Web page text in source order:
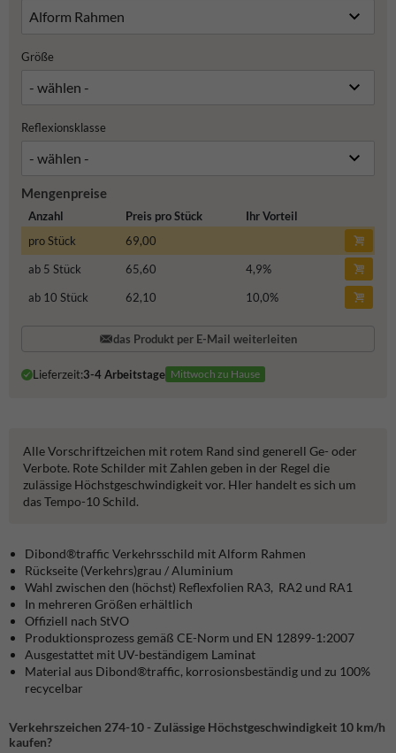
Größe
Reflexionsklasse
Mengenpreise
Anzahl Preis pro Stück
Ihr Vorteil
pro Stück
69,00
ab 5 Stück
65,60 4,9%
ab 10 Stück
62,10 10,0%
das Produkt per E-Mail weiterleiten
Lieferzeit:3-4 Arbeitstage Mittwoch zu Hause
Alle Vorschriftzeichen mit rotem Rand sind generell Ge- oder
Verbote. Rote Schilder mit Zahlen geben in der Regel die
zulässige Höchstgeschwindigkeit vor. HIer handelt es sich um
das Tempo-10 Schild.
Dibond®traffic Verkehrsschild mit Alform Rahmen
Rückseite (Verkehrs)grau / Aluminium
Wahl zwischen den (höchst) Reflexfolien RA3, RA2 und RA1
In mehreren Größen erhältlich
Offiziell nach StVO
Produktionsprozess gemäß CE-Norm und EN 12899-1:2007
Ausgestattet mit UV-beständigem Laminat
Material aus Dibond®traffic, korrosionsbeständig und zu 100%
recycelbar
Verkehrszeichen 274-10 - Zulässige Höchstgeschwindigkeit 10 km/h
kaufen?